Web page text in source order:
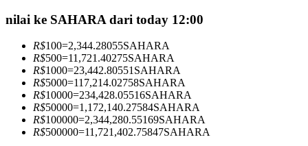
Bergabunglah dengan pedagang top
nilai ke SAHARA dari today 12:00
R$100=2,344.28055SAHARA
R$500=11,721.40275SAHARA
R$1000=23,442.80551 SAHARA
R$5000=117,214.02758SAHARA
R$10000=234,428.05516SAHARA
R$50000=1,172,140.27584SAHARA
R$100000=2,344,280.55169SAHARA
R$500000=11,721,402.75847SAHARA